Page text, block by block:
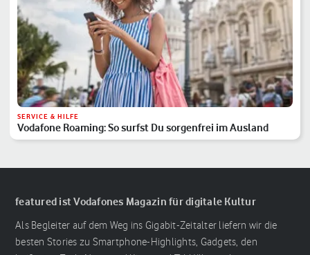
SERVICE & HILFE
Vodafone Roaming: So surfst Du sorgenfrei im Ausland
featured ist Vodafones Magazin für digitale Kultur
Als Begleiter auf dem Weg ins Gigabit-Zeitalter liefern wir die
besten Stories zu Smartphone-Highlights, Gadgets, den